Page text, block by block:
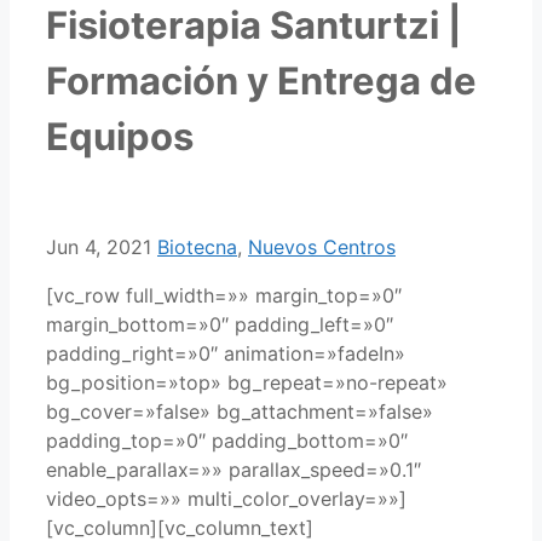
Fisioterapia Santurtzi |
Formación y Entrega de
Equipos
Jun 4, 2021 Biotecna, Nuevos Centros
[vc_row full_width=»» margin_top=»0″
margin_bottom=»0″ padding_left=»0″
padding_right=»0″ animation=»fadeIn»
bg_position=»top» bg_repeat=»no-repeat»
bg_cover=»false» bg_attachment=»false»
padding_top=»0″ padding_bottom=»0″
enable_parallax=»» parallax_speed=»0.1″
video_opts=»» multi_color_overlay=»»]
[vc_column][vc_column_text]